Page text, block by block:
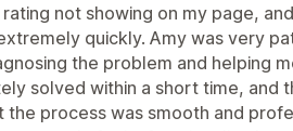
not showing on my page,
quickly. Amy was very
the problem and helping
solved within a short time, and
process was smooth and